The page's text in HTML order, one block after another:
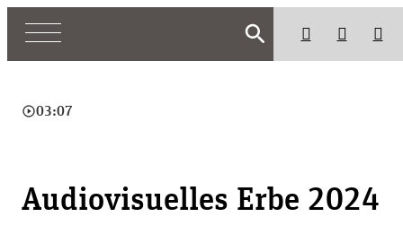
search
play_circle_outline03:07
Audiovisuelles Erbe 2024